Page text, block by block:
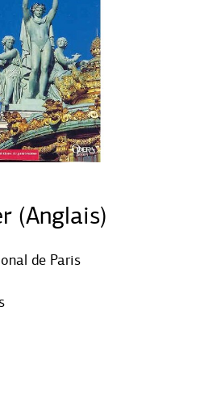
(Anglais)
de Paris